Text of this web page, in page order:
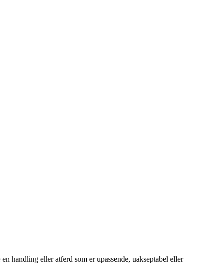
handling eller atferd som er upassende, uakseptabel eller